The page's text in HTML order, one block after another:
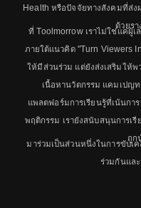
Health หรือปัจจัยทางสังคมที่ส่ง
ด้วยรา
ที่ Toolmorrow เราไม่ใช่แค่ผู้เ
ภายใต้แนวคิด "Turn Viewers
ให้มีส่วนร่วม แต่ยังส่งเสริมให้พ
เนื้อหานวัตกรรม แคมเปญ
แพลตฟอร์มการเรียนรู้ที่เน้นกา
พฤติกรรม เรายังสนับสนุนการเ
ถูก
มาร่วมเป็นส่วนหนึ่งในการขับเ
ร่วมกันและ